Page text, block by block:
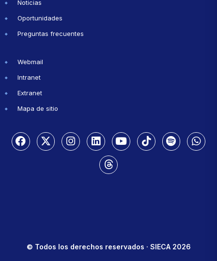
Noticias
Oportunidades
Preguntas frecuentes
Webmail
Intranet
Extranet
Mapa de sitio
© Todos los derechos reservados · SIECA 2026